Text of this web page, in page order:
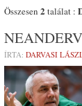
Összesen 2 találat :
ÍRTA: DARVASI